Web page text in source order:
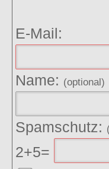
E-Mail:
Name: (optional)
Spamschutz:
2+5=